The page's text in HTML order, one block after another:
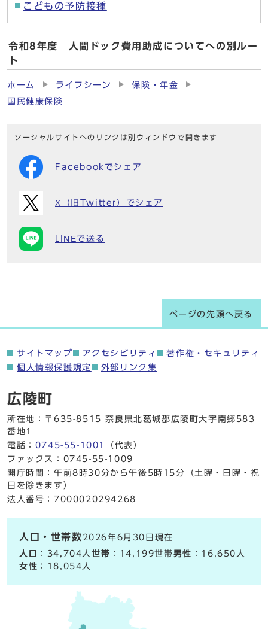
こどもの予防接種
令和8年度 人間ドック費用助成についてへの別ルー
ト
ホーム ライフシーン
保険・年金
国民健康保険
ソーシャルサイトへのリンクは別ウィンドウで開きます
Facebookでシェア
X（旧Twitter）でシェア
LINEで送る
ページの先頭へ戻る
サイトマップ アクセシビリティ
著作権・セキュリティ
個人情報保護規定
外部リンク集
広陵町
所在地：〒635-8515 奈良県北葛城郡広陵町大字南郷583
番地1
電話： 0745-55-1001
（代表）
ファックス：0745-55-1009
開庁時間：午前8時30分から午後5時15分（土曜・日曜・祝
日を除きます）
法人番号：7000020294268
人口・世帯数 2026年6月30日現在
人口
：34,704人世帯 ：14,199世帯男性 ：16,650人
女性 ：18,054人